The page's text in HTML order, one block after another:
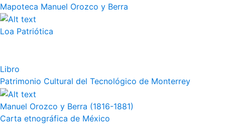
Mapoteca Manuel Orozco y Berra
Loa Patriótica
Libro
Patrimonio Cultural del Tecnológico de Monterrey
Manuel Orozco y Berra (1816-1881)
Carta etnográfica de México